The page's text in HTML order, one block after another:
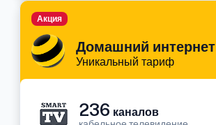
Домашний интернет
Уникальный тариф
Акция
236 каналов